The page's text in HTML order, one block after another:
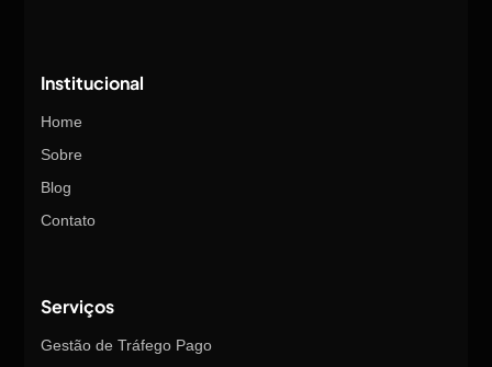
Institucional
Home
Sobre
Blog
Contato
Serviços
Gestão de Tráfego Pago